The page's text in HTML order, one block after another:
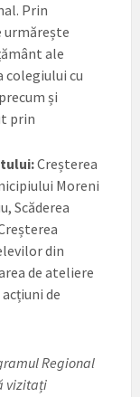
Prin
urmărește
ale
colegiului cu
și
prin
Creșterea
Moreni
Scăderea
din
de ateliere
de
Regional
vizitați